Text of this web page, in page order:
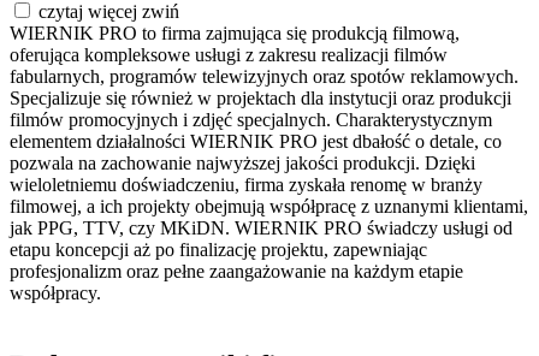
czytaj więcej zwiń
WIERNIK PRO to firma zajmująca się produkcją filmową,
oferująca kompleksowe usługi z zakresu realizacji filmów
fabularnych, programów telewizyjnych oraz spotów reklamowych.
Specjalizuje się również w projektach dla instytucji oraz produkcji
filmów promocyjnych i zdjęć specjalnych. Charakterystycznym
elementem działalności WIERNIK PRO jest dbałość o detale, co
pozwala na zachowanie najwyższej jakości produkcji. Dzięki
wieloletniemu doświadczeniu, firma zyskała renomę w branży
filmowej, a ich projekty obejmują współpracę z uznanymi klientami,
jak PPG, TTV, czy MKiDN. WIERNIK PRO świadczy usługi od
etapu koncepcji aż po finalizację projektu, zapewniając
profesjonalizm oraz pełne zaangażowanie na każdym etapie
współpracy.